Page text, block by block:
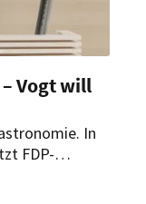
Vogt will
In
FDP-